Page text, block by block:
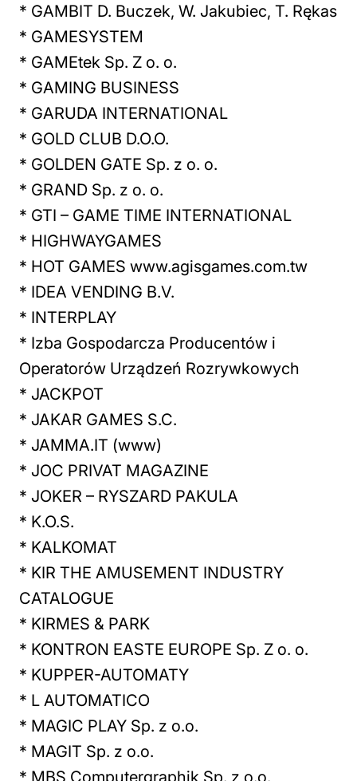
* GAMBIT D. Buczek, W. Jakubiec, T. Rękas
* GAMESYSTEM
* GAMEtek Sp. Z o. o.
* GAMING BUSINESS
* GARUDA INTERNATIONAL
* GOLD CLUB D.O.O.
* GOLDEN GATE Sp. z o. o.
* GRAND Sp. z o. o.
* GTI – GAME TIME INTERNATIONAL
* HIGHWAYGAMES
* HOT GAMES www.agisgames.com.tw
* IDEA VENDING B.V.
* INTERPLAY
* Izba Gospodarcza Producentów i
Operatorów Urządzeń Rozrywkowych
* JACKPOT
* JAKAR GAMES S.C.
* JAMMA.IT (www)
* JOC PRIVAT MAGAZINE
* JOKER – RYSZARD PAKULA
* K.O.S.
* KALKOMAT
* KIR THE AMUSEMENT INDUSTRY
CATALOGUE
* KIRMES & PARK
* KONTRON EASTE EUROPE Sp. Z o. o.
* KUPPER-AUTOMATY
* L AUTOMATICO
* MAGIC PLAY Sp. z o.o.
* MAGIT Sp. z o.o.
* MBS Computergraphik Sp. z o.o.